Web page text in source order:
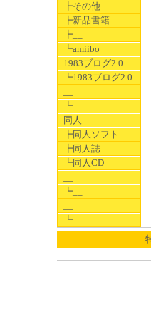
┣その他
┣新品書籍
┣__
┗amiibo
1983ブログ2.0
┗1983ブログ2.0
┗__
同人
┣同人ソフト
┣同人誌
┗同人CD
┗__
┗__